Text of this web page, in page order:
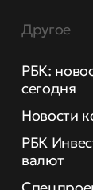
Другое
РБК:
сегодня
Новости
РБК
валют